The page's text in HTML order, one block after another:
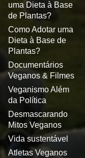
uma Dieta à Base
de Plantas?
Como Adotar uma
Dieta à Base de
Plantas?
Documentários
Veganos & Filmes
Veganismo Além
da Política
Desmascarando
Mitos Veganos
Vida sustentável
Atletas Veganos